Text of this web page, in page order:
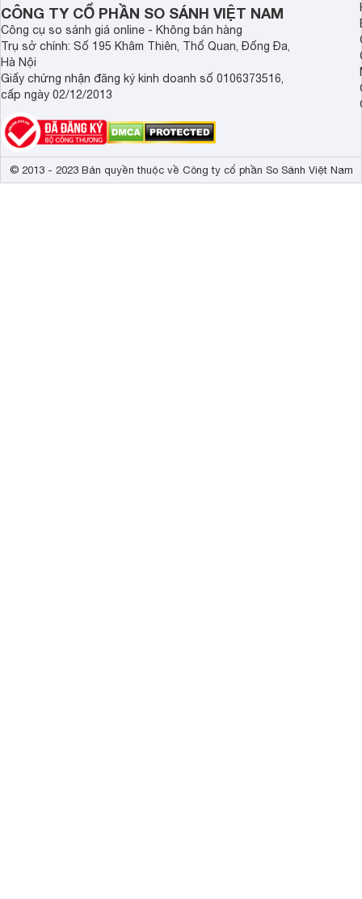
CÔNG TY CỔ PHẦN SO SÁNH VIỆT NAM
Công cụ so sánh giá online - Không bán hàng
Trụ sở chính: Số 195 Khâm Thiên, Thổ Quan, Đống Đa,
Hà Nội
Giấy chứng nhận đăng ký kinh doanh số 0106373516,
cấp ngày 02/12/2013
© 2013 - 2023 Bản quyền thuộc về Công ty cổ phần So Sánh Việt Nam